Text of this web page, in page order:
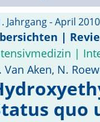
Jahrgang - April 2010
|
|
Van Aken, N.
quo